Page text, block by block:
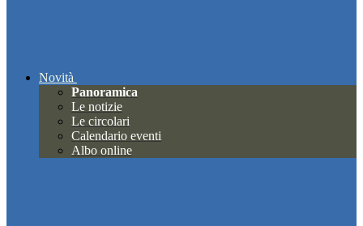
Novità
Panoramica
Le notizie
Le circolari
Calendario eventi
Albo online